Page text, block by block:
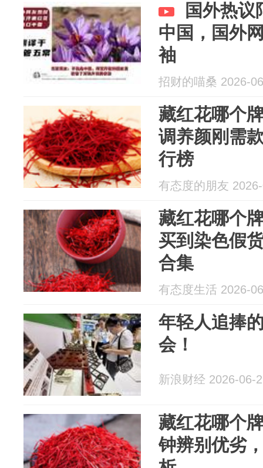
国外热议
中国，国外
袖
招财的喵桑 2026-
藏红花哪个
调养颜刚需
行榜
有态度的朋友
藏红花哪个
买到染色假
合集
有态度生活 2026-
年轻人追捧
会！
新浪财经 2026-06-
藏红花哪个
钟辨别优劣